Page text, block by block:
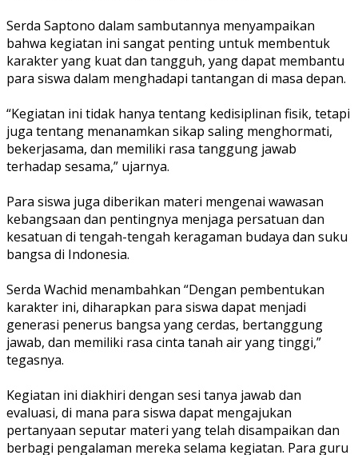
‎Serda Saptono dalam sambutannya menyampaikan
bahwa kegiatan ini sangat penting untuk membentuk
karakter yang kuat dan tangguh, yang dapat membantu
para siswa dalam menghadapi tantangan di masa depan.
‎“Kegiatan ini tidak hanya tentang kedisiplinan fisik, tetapi
juga tentang menanamkan sikap saling menghormati,
bekerjasama, dan memiliki rasa tanggung jawab
terhadap sesama,” ujarnya.
‎Para siswa juga diberikan materi mengenai wawasan
kebangsaan dan pentingnya menjaga persatuan dan
kesatuan di tengah-tengah keragaman budaya dan suku
bangsa di Indonesia.
‎Serda Wachid menambahkan “Dengan pembentukan
karakter ini, diharapkan para siswa dapat menjadi
generasi penerus bangsa yang cerdas, bertanggung
jawab, dan memiliki rasa cinta tanah air yang tinggi,”
tegasnya.
‎Kegiatan ini diakhiri dengan sesi tanya jawab dan
evaluasi, di mana para siswa dapat mengajukan
pertanyaan seputar materi yang telah disampaikan dan
berbagi pengalaman mereka selama kegiatan. Para guru